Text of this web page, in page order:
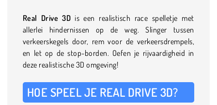
Real Drive 3D is een realistisch race spelletje met
allerlei hindernissen op de weg. Slinger tussen
verkeerskegels door, rem voor de verkeersdrempels,
en let op de stop-borden. Oefen je rijvaardigheid in
deze realistische 3D omgeving!
HOE SPEEL JE REAL DRIVE 3D?